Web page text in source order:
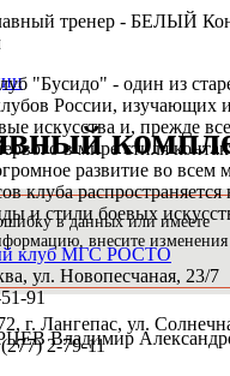
тренер - БЕЛЫЙ
"Бусидо" - один из
России, изучающих
искусства и, прежде
в мире стиля
развитие во всем
клуба распространяется
и стили боевых
клуб МГС РОСТО
ул. Новопесчаная, 23/7
91
Владимир
в данных или имеете
внесите изменения
г. Лангепас, ул.
2-79-11